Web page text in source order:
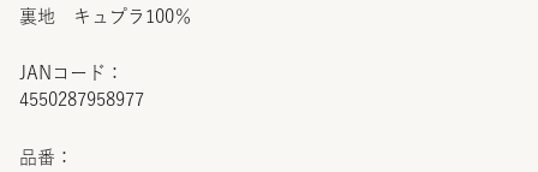
JANコード：
4550287958977
品番：
裏地 キュプラ100％